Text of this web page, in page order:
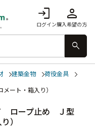
login
ログイン
person
購入希望の方
search
建築金物
荷役金具
ート・箱入り）
ロープ止め Ｊ型
）